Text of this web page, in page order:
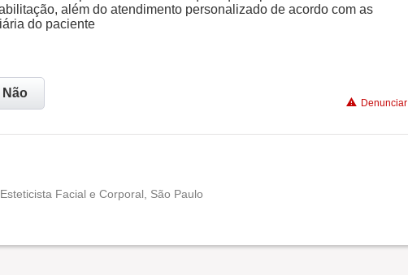
empresa
além do atendimento personalizado de acordo com as
do paciente
Não
Denunciar
Benefícios
Facial e Corporal, São Paulo